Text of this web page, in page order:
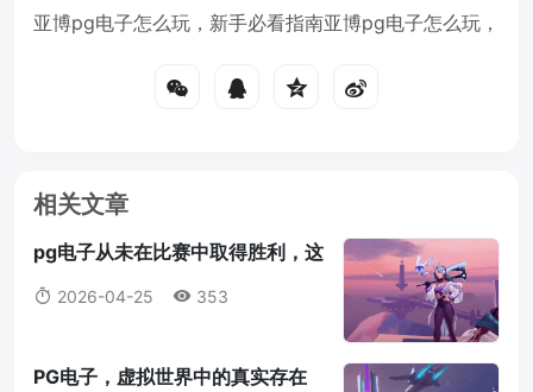
亚博pg电子怎么玩，新手必看指南亚博pg电子怎么玩，
相关文章
pg电子从未在比赛中取得胜利，这
背后隐藏着哪些真相？pg电子没赢
过
2026-04-25 353
PG电子，虚拟世界中的真实存在